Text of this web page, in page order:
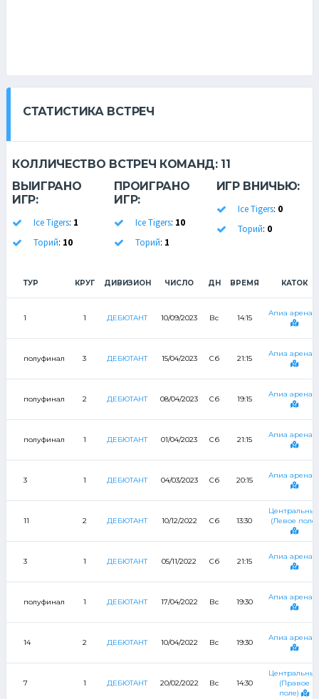
СТАТИСТИКА ВСТРЕЧ
КОЛЛИЧЕСТВО ВСТРЕЧ КОМАНД: 11
ВЫИГРАНО
ИГР:
Ice Tigers: 1
Торий: 10
ПРОИГРАНО
ИГР:
Ice Tigers: 10
Торий: 1
ИГР ВНИЧЬЮ:
Ice Tigers: 0
Торий: 0
ТУР КРУГ ДИВИЗИОН ЧИСЛО ДН ВРЕМЯ КАТОК
1 1 ДЕБЮТАНТ 10/09/2023 Вс 14:15
Апиа арена-2
полуфинал 3 ДЕБЮТАНТ 15/04/2023 Сб 21:15
Апиа арена-2
полуфинал 2 ДЕБЮТАНТ 08/04/2023 Сб 19:15
Апиа арена-2
полуфинал 1 ДЕБЮТАНТ 01/04/2023 Сб 21:15
Апиа арена-2
3 1 ДЕБЮТАНТ 04/03/2023 Сб 20:15
Апиа арена-2
11 2 ДЕБЮТАНТ 10/12/2022 Сб 13:30
(Левое поле)
3 1 ДЕБЮТАНТ 05/11/2022 Сб 21:15
Апиа арена-2
полуфинал 1 ДЕБЮТАНТ 17/04/2022 Вс 19:30
Апиа арена-2
14 2 ДЕБЮТАНТ 10/04/2022 Вс 19:30
Апиа арена-2
7 1 ДЕБЮТАНТ 20/02/2022 Вс 14:30
(Правое
поле)